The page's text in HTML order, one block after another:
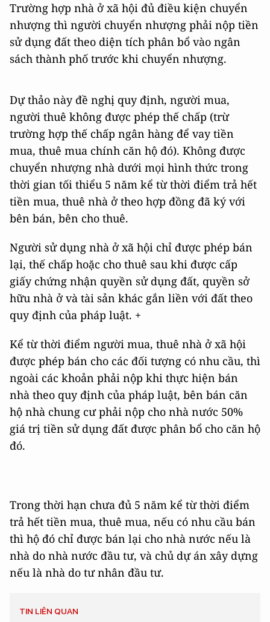
Trường hợp nhà ở xã hội đủ điều kiện chuyển
nhượng thì người chuyển nhượng phải nộp tiền
sử dụng đất theo diện tích phân bổ vào ngân
sách thành phố trước khi chuyển nhượng.
Dự thảo này đề nghị quy định, người mua,
người thuê không được phép thế chấp (trừ
trường hợp thế chấp ngân hàng để vay tiền
mua, thuê mua chính căn hộ đó). Không được
chuyển nhượng nhà dưới mọi hình thức trong
thời gian tối thiểu 5 năm kể từ thời điểm trả hết
tiền mua, thuê nhà ở theo hợp đồng đã ký với
bên bán, bên cho thuê.
Người sử dụng nhà ở xã hội chỉ được phép bán
lại, thế chấp hoặc cho thuê sau khi được cấp
giấy chứng nhận quyền sử dụng đất, quyền sở
hữu nhà ở và tài sản khác gắn liền với đất theo
quy định của pháp luật. +
Kể từ thời điểm người mua, thuê nhà ở xã hội
được phép bán cho các đối tượng có nhu cầu, thì
ngoài các khoản phải nộp khi thực hiện bán
nhà theo quy định của pháp luật, bên bán căn
hộ nhà chung cư phải nộp cho nhà nước 50%
giá trị tiền sử dụng đất được phân bổ cho căn hộ
đó.
Trong thời hạn chưa đủ 5 năm kể từ thời điểm
trả hết tiền mua, thuê mua, nếu có nhu cầu bán
thì hộ đó chỉ được bán lại cho nhà nước nếu là
nhà do nhà nước đầu tư, và chủ dự án xây dựng
nếu là nhà do tư nhân đầu tư.
TIN LIÊN QUAN